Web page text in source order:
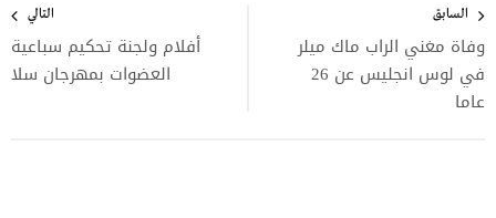
المقالات
السابق
وفاة مغني الراب ماك ميلر
في لوس انجليس عن 26
عاما
التالي
أفلام ولجنة تحكيم سباعية
العضوات بمهرجان سلا